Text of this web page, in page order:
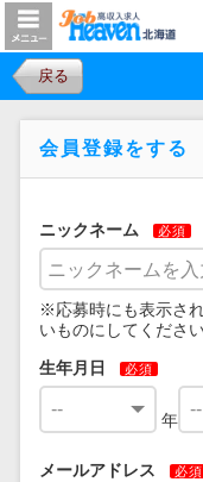
戻る
会員登録をする
ニックネーム 必須
※応募時にも表示さ
いものにしてください
生年月日
必須
年
メールアドレス 必須